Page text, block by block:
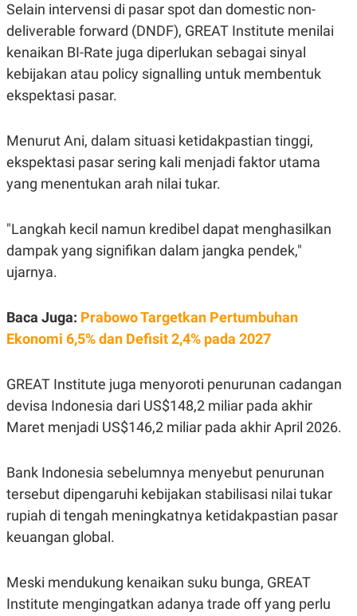
C
D
E
M
Y
L
E
A
S
E
.
D
A
N
G
G
A
C
E
T
A
N
E
R
J
I
T
N
P
A
P
D
E
I
I
G
G
M
E
I
.
Selain intervensi di pasar spot dan domestic non-
deliverable forward (DNDF), GREAT Institute menilai
kenaikan BI-Rate juga diperlukan sebagai sinyal
kebijakan atau policy signalling untuk membentuk
ekspektasi pasar.
Menurut Ani, dalam situasi ketidakpastian tinggi,
ekspektasi pasar sering kali menjadi faktor utama
yang menentukan arah nilai tukar.
"Langkah kecil namun kredibel dapat menghasilkan
dampak yang signifikan dalam jangka pendek,"
ujarnya.
Baca Juga: Prabowo Targetkan Pertumbuhan
Ekonomi 6,5% dan Defisit 2,4% pada 2027
GREAT Institute juga menyoroti penurunan cadangan
devisa Indonesia dari US$148,2 miliar pada akhir
Maret menjadi US$146,2 miliar pada akhir April 2026.
Bank Indonesia sebelumnya menyebut penurunan
tersebut dipengaruhi kebijakan stabilisasi nilai tukar
rupiah di tengah meningkatnya ketidakpastian pasar
keuangan global.
Meski mendukung kenaikan suku bunga, GREAT
Institute mengingatkan adanya trade off yang perlu